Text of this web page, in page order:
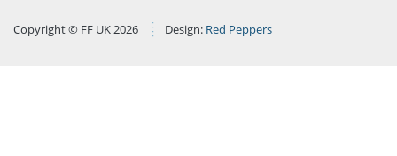
Copyright © FF UK 2026 Design: Red Peppers